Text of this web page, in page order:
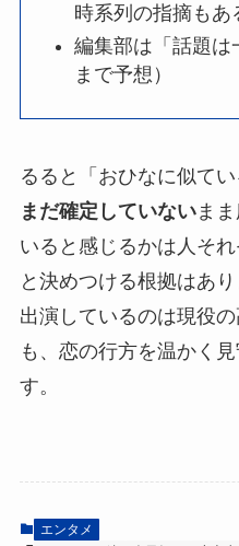
時系列の指摘もあ
編集部は「話題は
まで予想）
るると「おひなに似てい
まだ確定していないま
いると感じるかは人そ
と決めつける根拠はあり
出演しているのは現役
も、恋の行方を温かく
す。
エンタメ